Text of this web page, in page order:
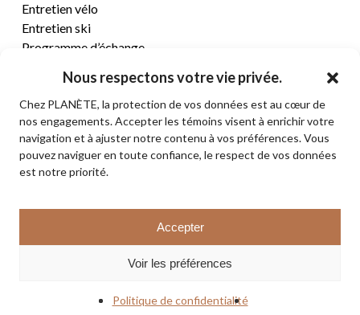
Nous respectons votre vie privée.
Chez PLANÈTE, la protection de vos données est au cœur de
nos engagements. Accepter les témoins visent à enrichir votre
navigation et à ajuster notre contenu à vos préférences. Vous
pouvez naviguer en toute confiance, le respect de vos données
est notre priorité.
Accepter
Voir les préférences
Politique de confidentialité
Sous-total: 0,00$
VOIR LE PANIER
Entretien vélo
Entretien ski
Programme d’échange
CENTRE D’AIDE
Termes et conditions de vente
Retours et remboursements
Politique de confidentialité
© 2026 PLANÈTE CYCLE & SKI. Tous droits réservés.